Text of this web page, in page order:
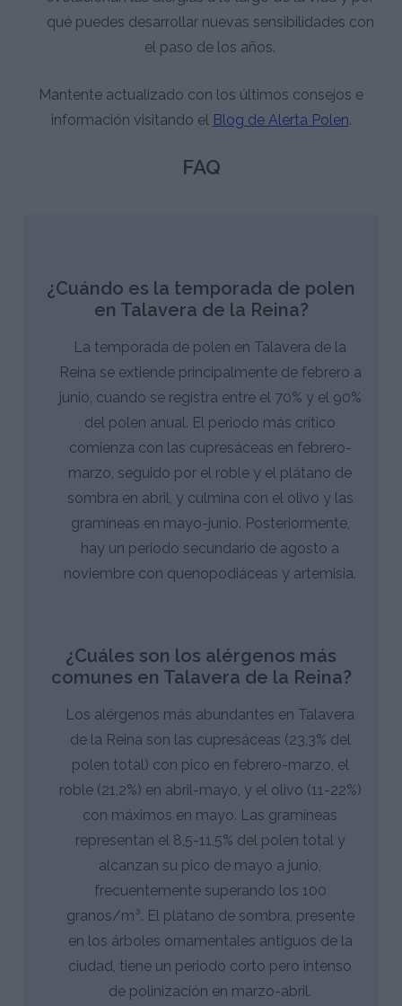
qué puedes desarrollar nuevas sensibilidades con
el paso de los años.
Mantente actualizado con los últimos consejos e
información visitando el Blog de Alerta Polen.
FAQ
¿Cuándo es la temporada de polen
en Talavera de la Reina?
La temporada de polen en Talavera de la
Reina se extiende principalmente de febrero a
junio, cuando se registra entre el 70% y el 90%
del polen anual. El periodo más crítico
comienza con las cupresáceas en febrero-
marzo, seguido por el roble y el plátano de
sombra en abril, y culmina con el olivo y las
gramíneas en mayo-junio. Posteriormente,
hay un periodo secundario de agosto a
noviembre con quenopodiáceas y artemisia.
¿Cuáles son los alérgenos más
comunes en Talavera de la Reina?
Los alérgenos más abundantes en Talavera
de la Reina son las cupresáceas (23,3% del
polen total) con pico en febrero-marzo, el
roble (21,2%) en abril-mayo, y el olivo (11-22%)
con máximos en mayo. Las gramíneas
representan el 8,5-11,5% del polen total y
alcanzan su pico de mayo a junio,
frecuentemente superando los 100
granos/m³. El plátano de sombra, presente
en los árboles ornamentales antiguos de la
ciudad, tiene un periodo corto pero intenso
de polinización en marzo-abril.